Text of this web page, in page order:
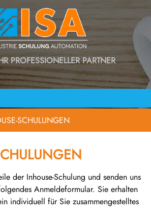
PROFESSIONELLER PARTNER
SCHULUNGEN
der Inhouse-Schulung und senden uns
Anmeldeformular. Sie erhalten
individuell für Sie zusammengestelltes